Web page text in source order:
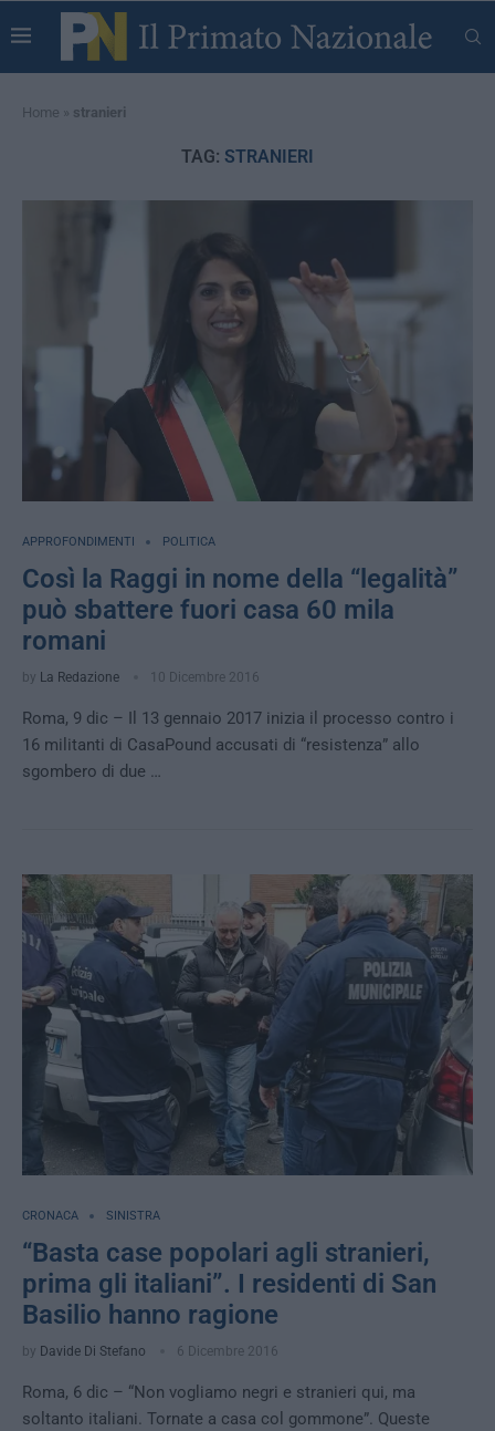
Home » stranieri
TAG: STRANIERI
APPROFONDIMENTI POLITICA
Così la Raggi in nome della “legalità”
può sbattere fuori casa 60 mila
romani
by La Redazione 10 Dicembre 2016
Roma, 9 dic – Il 13 gennaio 2017 inizia il processo contro i
16 militanti di CasaPound accusati di “resistenza” allo
sgombero di due …
CRONACA SINISTRA
“Basta case popolari agli stranieri,
prima gli italiani”. I residenti di San
Basilio hanno ragione
by Davide Di Stefano 6 Dicembre 2016
Roma, 6 dic – “Non vogliamo negri e stranieri qui, ma
soltanto italiani. Tornate a casa col gommone”. Queste